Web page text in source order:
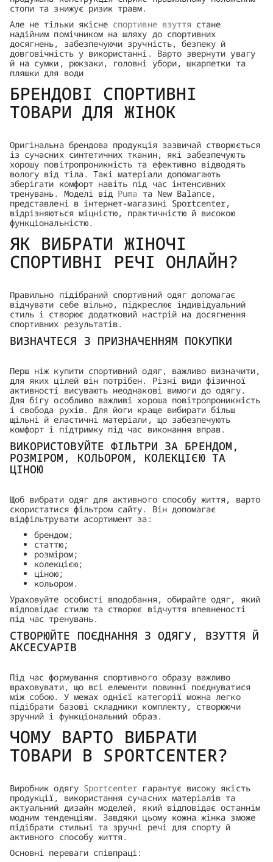
стопи та знижує ризик травм.
Але не тільки якісне спортивне взуття стане
надійним помічником на шляху до спортивних
досягнень, забезпечуючи зручність, безпеку й
довговічність у використанні. Варто звернути увагу
й на сумки, рюкзаки, головні убори, шкарпетки та
пляшки для води
БРЕНДОВІ СПОРТИВНІ
ТОВАРИ ДЛЯ ЖІНОК
Оригінальна брендова продукція зазвичай створюється
із сучасних синтетичних тканин, які забезпечують
хорошу повітропроникність та ефективно відводять
вологу від тіла. Такі матеріали допомагають
зберігати комфорт навіть під час інтенсивних
тренувань. Моделі від Puma та New Balance,
представлені в інтернет-магазині Sportcenter,
відрізняються міцністю, практичністю й високою
функціональністю.
ЯК ВИБРАТИ ЖІНОЧІ
СПОРТИВНІ РЕЧІ ОНЛАЙН?
Правильно підібраний спортивний одяг допомагає
відчувати себе вільно, підкреслює індивідуальний
стиль і створює додатковий настрій на досягнення
спортивних результатів.
ВИЗНАЧТЕСЯ З ПРИЗНАЧЕННЯМ ПОКУПКИ
Перш ніж купити спортивний одяг, важливо визначити,
для яких цілей він потрібен. Різні види фізичної
активності висувають неоднакові вимоги до одягу.
Для бігу особливо важливі хороша повітропроникність
і свобода рухів. Для йоги краще вибирати більш
щільні й еластичні матеріали, що забезпечують
комфорт і підтримку під час виконання вправ.
ВИКОРИСТОВУЙТЕ ФІЛЬТРИ ЗА БРЕНДОМ,
РОЗМІРОМ, КОЛЬОРОМ, КОЛЕКЦІЄЮ ТА
ЦІНОЮ
Щоб вибрати одяг для активного способу життя, варто
скористатися фільтром сайту. Він допомагає
відфільтрувати асортимент за:
брендом;
статтю;
розміром;
колекцією;
ціною;
кольором.
Ураховуйте особисті вподобання, обирайте одяг, який
відповідає стилю та створює відчуття впевненості
під час тренувань.
СТВОРЮЙТЕ ПОЄДНАННЯ З ОДЯГУ, ВЗУТТЯ Й
АКСЕСУАРІВ
Під час формування спортивного образу важливо
враховувати, що всі елементи повинні поєднуватися
між собою. У межах однієї категорії можна легко
підібрати базові складники комплекту, створюючи
зручний і функціональний образ.
ЧОМУ ВАРТО ВИБРАТИ
ТОВАРИ В SPORTCENTER?
Виробник одягу Sportcenter гарантує високу якість
продукції, використання сучасних матеріалів та
актуальний дизайн моделей, який відповідає останнім
модним тенденціям. Завдяки цьому кожна жінка зможе
підібрати стильні та зручні речі для спорту й
активного способу життя.
Основні переваги співпраці: